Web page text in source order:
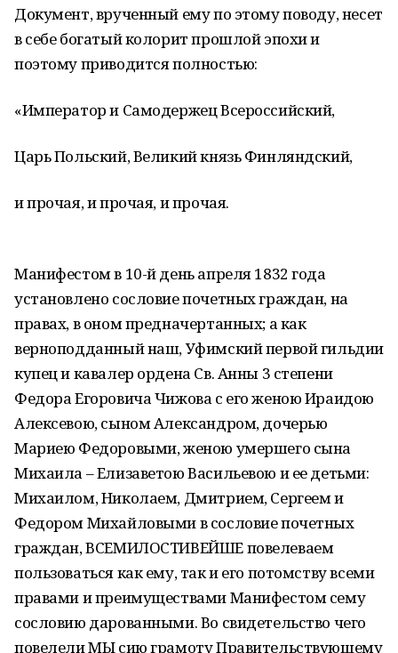
Документ, врученный ему по этому поводу, несет
в себе богатый колорит прошлой эпохи и
поэтому приводится полностью:
«Император и Самодержец Всероссийский,
Царь Польский, Великий князь Финляндский,
и прочая, и прочая, и прочая.
Манифестом в 10-й день апреля 1832 года
установлено сословие почетных граждан, на
правах, в оном предначертанных; а как
верноподданный наш, Уфимский первой гильдии
купец и кавалер ордена Св. Анны 3 степени
Федора Егоровича Чижова с его женою Ираидою
Алексевою, сыном Александром, дочерью
Мариею Федоровыми, женою умершего сына
Михаила – Елизаветою Васильевою и ее детьми:
Михаилом, Николаем, Дмитрием, Сергеем и
Федором Михайловыми в сословие почетных
граждан, ВСЕМИЛОСТИВЕЙШЕ повелеваем
пользоваться как ему, так и его потомству всеми
правами и преимуществами Манифестом сему
сословию дарованными. Во свидетельство чего
повелели МЫ сию грамоту Правительствующему